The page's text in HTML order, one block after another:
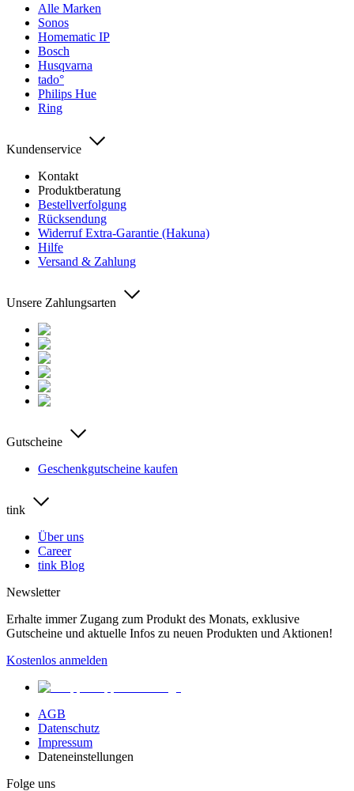
Alle Marken
Sonos
Homematic IP
Bosch
Husqvarna
tado°
Philips Hue
Ring
Kundenservice
Kontakt
Produktberatung
Bestellverfolgung
Rücksendung
Widerruf Extra-Garantie (Hakuna)
Hilfe
Versand & Zahlung
Unsere Zahlungsarten
Gutscheine
Geschenkgutscheine kaufen
tink
Über uns
Career
tink Blog
Newsletter
Erhalte immer Zugang zum Produkt des Monats, exklusive
Gutscheine und aktuelle Infos zu neuen Produkten und Aktionen!
Kostenlos anmelden
AGB
Datenschutz
Impressum
Dateneinstellungen
Folge uns